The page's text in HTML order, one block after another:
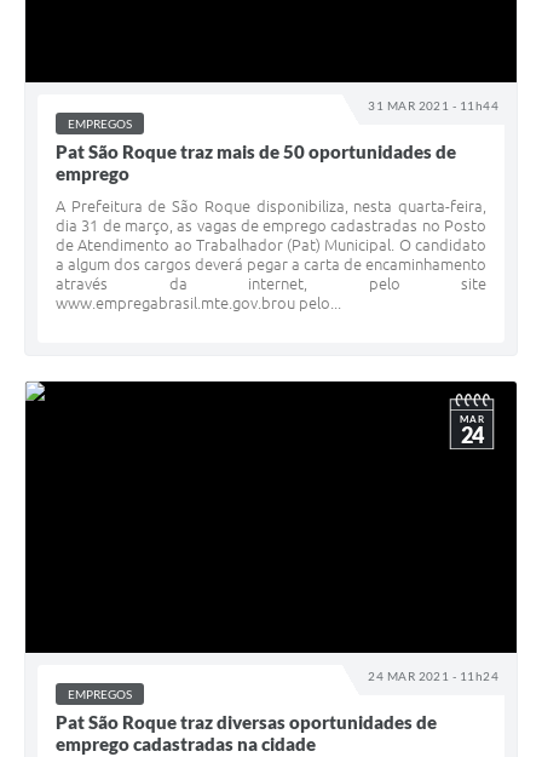
31 MAR 2021 - 11h44
EMPREGOS
Pat São Roque traz mais de 50 oportunidades de
emprego
A Prefeitura de São Roque disponibiliza, nesta quarta-feira,
dia 31 de março, as vagas de emprego cadastradas no Posto
de Atendimento ao Trabalhador (Pat) Municipal. O candidato
a algum dos cargos deverá pegar a carta de encaminhamento
através da internet, pelo site
www.empregabrasil.mte.gov.brou pelo...
24 MAR 2021 - 11h24
MAR
24
EMPREGOS
Pat São Roque traz diversas oportunidades de
emprego cadastradas na cidade